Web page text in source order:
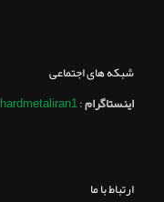
شبکه های اجتماعی
اینستاگرام:
hardmetaliran1
ارتباط با ما